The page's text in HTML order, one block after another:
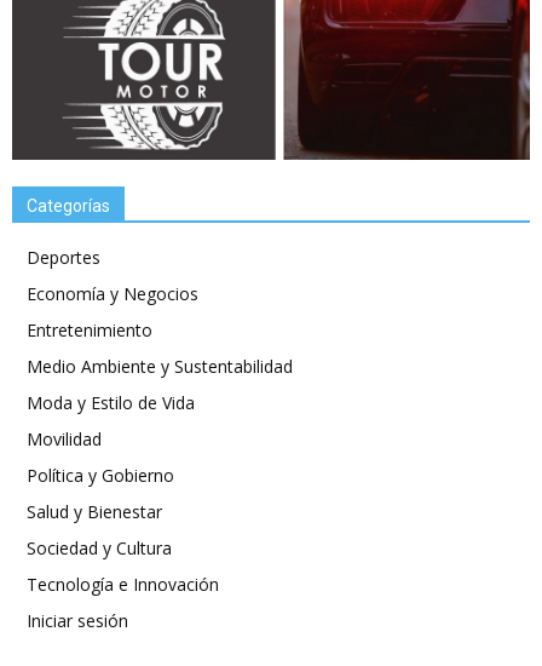
Categorías
Deportes
Economía y Negocios
Entretenimiento
Medio Ambiente y Sustentabilidad
Moda y Estilo de Vida
Movilidad
Política y Gobierno
Salud y Bienestar
Sociedad y Cultura
Tecnología e Innovación
Iniciar sesión